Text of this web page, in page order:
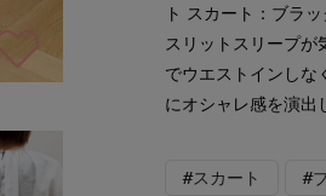
ト スカート：ブラ
スリットスリープ
でウエストインしな
にオシャレ感を演出
#スカート #